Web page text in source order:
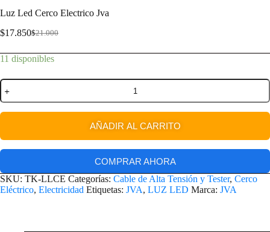
Luz Led Cerco Electrico Jva
$21.000
$17.850
11 disponibles
AÑADIR AL CARRITO
COMPRAR AHORA
SKU: TK-LLCE Categorías: Cable de Alta Tensión y Tester, Cerco
Eléctrico, Electricidad Etiquetas: JVA, LUZ LED Marca: JVA